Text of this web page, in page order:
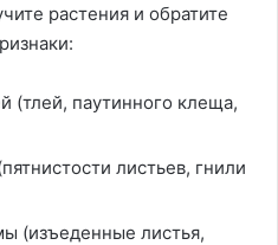
растения и обратите
(тлей, паутинного клеща,
листьев, гнили
(изъеденные листья,